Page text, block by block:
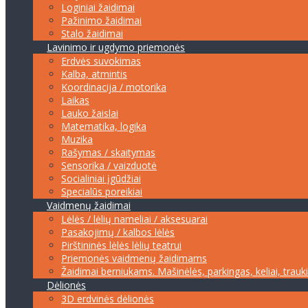
Loginiai žaidimai
Pažinimo žaidimai
Stalo žaidimai
Lavinimo ir ugdymo priemonės
Erdvės suvokimas
Kalba, atmintis
Koordinacija / motorika
Laikas
Lauko žaislai
Matematika, logika
Muzika
Rašymas / skaitymas
Sensorika / vaizduotė
Socialiniai įgūdžiai
Specialūs poreikiai
Vaidmenų žaidimai
Lėlės / lėlių nameliai / aksesuarai
Pasakojimų / kalbos lėlės
Pirštininės lėlės lėlių teatrui
Priemonės vaidmenų žaidimams
Žaidimai berniukams. Mašinėlės, parkingas, keliai,
Dėlionės
3D erdvinės dėlionės